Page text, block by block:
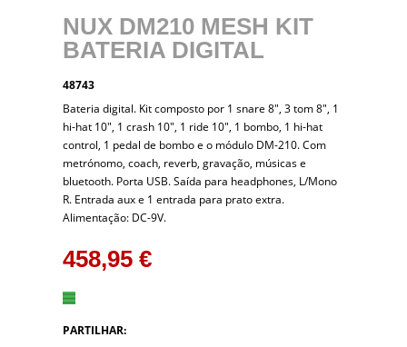
NUX DM210 MESH KIT
BATERIA DIGITAL
48743
Bateria digital. Kit composto por 1 snare 8", 3 tom 8", 1
hi-hat 10", 1 crash 10", 1 ride 10", 1 bombo, 1 hi-hat
control, 1 pedal de bombo e o módulo DM-210. Com
metrónomo, coach, reverb, gravação, músicas e
bluetooth. Porta USB. Saída para headphones, L/Mono
R. Entrada aux e 1 entrada para prato extra.
Alimentação: DC-9V.
458,95 €
PARTILHAR: